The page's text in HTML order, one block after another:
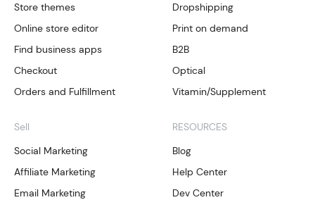
Store themes
Online store editor
Find business apps
Checkout
Orders and Fulfillment
Sell
Social Marketing
Affiliate Marketing
Email Marketing
Dropshipping
Print on demand
B2B
Optical
Vitamin/Supplement
RESOURCES
Blog
Help Center
Dev Center